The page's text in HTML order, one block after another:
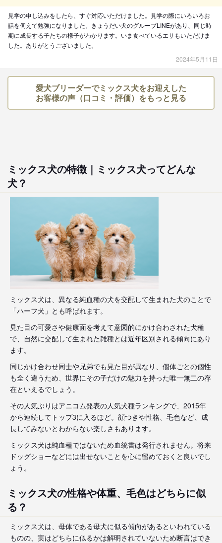
見学の申し込みをしたら、すぐ対応いただけました。見学の際にいろいろお
話を伺えて勉強になりました。きょうだい犬のグループLINEがあり、同じ時
期に成長する子たちの様子がわかります。いま食べているエサもいただけま
した。ありがとうございました。
2024年5月11日
愛犬ブリーダーでミックス犬をお迎えした
お客様の声（口コミ・評価）をもっと見る
ミックス犬の特徴｜ミックス犬ってどんな
犬？
ミックス犬は、異なる純血種の犬を交配して生まれた犬のことで
「ハーフ犬」とも呼ばれます。
見た目の可愛さや健康面を考えて意図的にかけ合わされた犬種
で、自然に交配して生まれた雑種とは近年区別される傾向にあり
ます。
同じかけ合わせ同士や兄弟でも見た目が異なり、個体ごとの個性
も全く違うため、世界にその子だけの魅力を持った唯一無二の存
在といえるでしょう。
その人気ぶりはアニコム発表の人気犬種ランキングで、2015年
から連続してトップ3に入るほど。顔つきや性格、毛色など、成
長してみないとわからない楽しさもあります。
ミックス犬は純血種ではないため血統書は発行されません。将来
ドッグショーなどには出せないことを心に留めておくと良いでし
ょう。
ミックス犬の性格や体重、毛色はどちらに似
る？
ミックス犬は、母体である母犬に似る傾向があるといわれている
ものの、実はどちらに似るかは解明されていないため断言はでき